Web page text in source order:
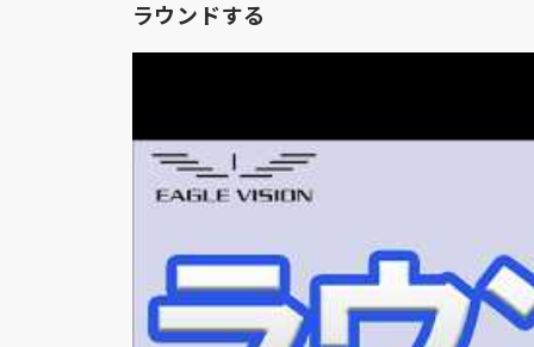
ラウンドする